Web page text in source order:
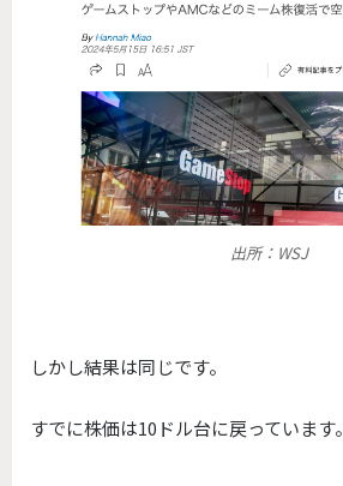
出所：WSJ
しかし結果は同じです。
すでに株価は10ドル台に戻っています。